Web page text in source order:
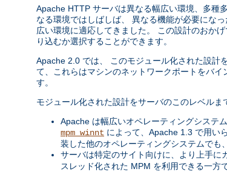
Apache HTTP サーバは異なる幅広い環境、多種
なる環境ではしばしば、 異なる機能が必要にな
広い環境に適応してきました。 この設計のおか
り込むか選択することができます。
Apache 2.0 では、 このモジュール化された設計
て、これらはマシンのネットワークポートをバ
す。
モジュール化された設計をサーバのこのレベル
Apache は幅広いオペレーティングシステ
mpm_winnt によって、Apache 1.3 で用い
装した他のオペレーティングシステムでも
サーバは特定のサイト向けに、より上手に
スレッド化された MPM を利用できる一方